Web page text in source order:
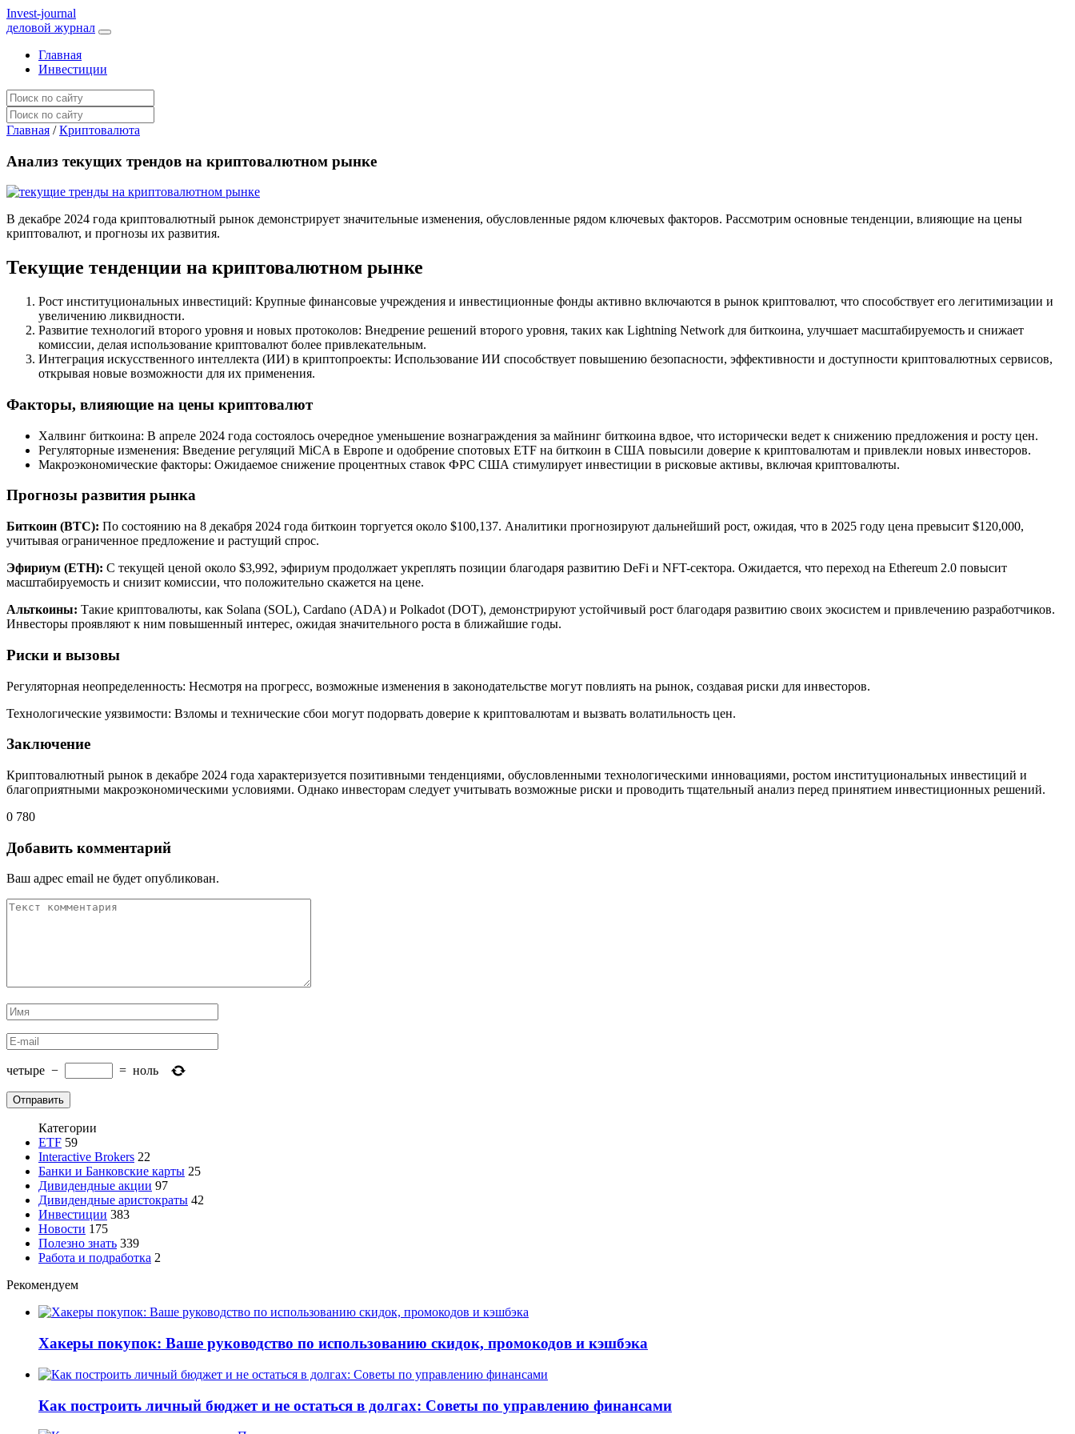
Invest-journal
деловой журнал
Главная
Инвестиции
Главная / Криптовалюта
Анализ текущих трендов на криптовалютном рынке
В декабре 2024 года криптовалютный рынок демонстрирует значительные изменения, обусловленные рядом ключевых факторов. Рассмотрим основные тенденции, влияющие на цены
криптовалют, и прогнозы их развития.
Текущие тенденции на криптовалютном рынке
Рост институциональных инвестиций: Крупные финансовые учреждения и инвестиционные фонды активно включаются в рынок криптовалют, что способствует его легитимизации и
увеличению ликвидности.
Развитие технологий второго уровня и новых протоколов: Внедрение решений второго уровня, таких как Lightning Network для биткоина, улучшает масштабируемость и снижает
комиссии, делая использование криптовалют более привлекательным.
Интеграция искусственного интеллекта (ИИ) в криптопроекты: Использование ИИ способствует повышению безопасности, эффективности и доступности криптовалютных сервисов,
открывая новые возможности для их применения.
Факторы, влияющие на цены криптовалют
Халвинг биткоина: В апреле 2024 года состоялось очередное уменьшение вознаграждения за майнинг биткоина вдвое, что исторически ведет к снижению предложения и росту цен.
Регуляторные изменения: Введение регуляций MiCA в Европе и одобрение спотовых ETF на биткоин в США повысили доверие к криптовалютам и привлекли новых инвесторов.
Макроэкономические факторы: Ожидаемое снижение процентных ставок ФРС США стимулирует инвестиции в рисковые активы, включая криптовалюты.
Прогнозы развития рынка
Биткоин (BTC): По состоянию на 8 декабря 2024 года биткоин торгуется около $100,137. Аналитики прогнозируют дальнейший рост, ожидая, что в 2025 году цена превысит $120,000,
учитывая ограниченное предложение и растущий спрос.
Эфириум (ETH): С текущей ценой около $3,992, эфириум продолжает укреплять позиции благодаря развитию DeFi и NFT-сектора. Ожидается, что переход на Ethereum 2.0 повысит
масштабируемость и снизит комиссии, что положительно скажется на цене.
Альткоины: Такие криптовалюты, как Solana (SOL), Cardano (ADA) и Polkadot (DOT), демонстрируют устойчивый рост благодаря развитию своих экосистем и привлечению разработчиков.
Инвесторы проявляют к ним повышенный интерес, ожидая значительного роста в ближайшие годы.
Риски и вызовы
Регуляторная неопределенность: Несмотря на прогресс, возможные изменения в законодательстве могут повлиять на рынок, создавая риски для инвесторов.
Технологические уязвимости: Взломы и технические сбои могут подорвать доверие к криптовалютам и вызвать волатильность цен.
Заключение
Криптовалютный рынок в декабре 2024 года характеризуется позитивными тенденциями, обусловленными технологическими инновациями, ростом институциональных инвестиций и
благоприятными макроэкономическими условиями. Однако инвесторам следует учитывать возможные риски и проводить тщательный анализ перед принятием инвестиционных решений.
0 780
Добавить комментарий
Ваш адрес email не будет опубликован.
четыре − = ноль
Категории
ETF 59
Interactive Brokers 22
Банки и Банковские карты 25
Дивидендные акции 97
Дивидендные аристократы 42
Инвестиции 383
Новости 175
Полезно знать 339
Работа и подработка 2
Рекомендуем
Хакеры покупок: Ваше руководство по использованию скидок, промокодов и кэшбэка
Как построить личный бюджет и не остаться в долгах: Советы по управлению финансами